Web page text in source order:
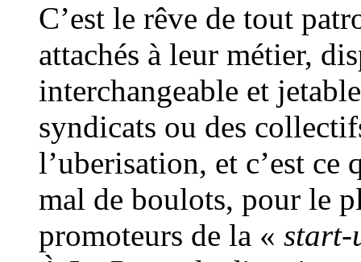
C’est le rêve de tout
attachés à leur métier,
interchangeable et
syndicats ou des
l’uberisation, et c’est ce
mal de boulots, pour le
promoteurs de la «